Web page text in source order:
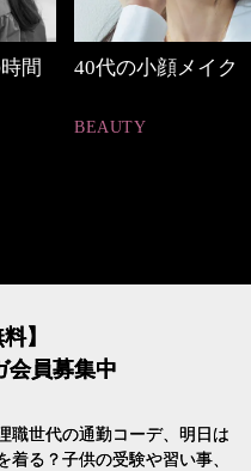
心地よくいられる
】
会員募集中
職世代の通勤コーデ、明日は
着る？子供の受験や習い事、